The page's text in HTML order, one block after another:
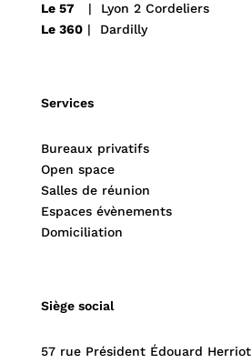
Le 57 | Lyon 2 Cordeliers
Le 360| Dardilly
Services
Bureaux privatifs
Open space
Salles de réunion
Espaces évènements
Domiciliation
Siège social
57 rue Président Édouard Herriot